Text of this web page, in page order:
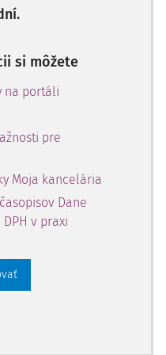
(III. pilier)*
si môžete
na portáli
pre
Moja kancelária
Dane
v praxi